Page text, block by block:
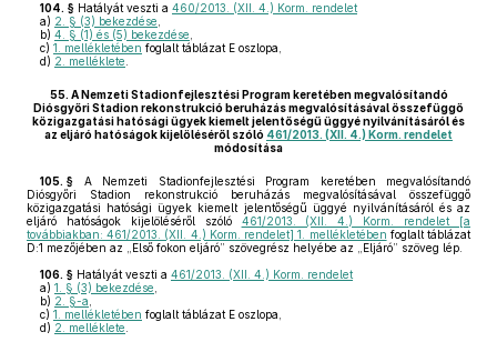
104. § Hatályát veszti a 460/2013. (XII. 4.) Korm. rendelet
a) 2. § (3) bekezdése
b) 4. § (1) és (5) bekezdése
c) 1. mellékletében foglalt táblázat E oszlopa,
d) 2. melléklete
55. A Nemzeti Stadionfejlesztési Program keretében megvalósítandó
Diósgyőri Stadion rekonstrukció beruházás megvalósításával összefüggő
közigazgatási hatósági ügyek kiemelt jelentőségű üggyé nyilvánításáról és
az eljáró hatóságok kijelöléséről szóló 461/2013. (XII. 4.) Korm. rendelet
módosítása
105. § A Nemzeti Stadionfejlesztési Program keretében megvalósítandó
Diósgyőri Stadion rekonstrukció beruházás megvalósításával összefüggő
közigazgatási hatósági ügyek kiemelt jelentőségű üggyé nyilvánításáról és az
eljáró hatóságok kijelöléséről szóló 461/2013. (XII. 4.) Korm. rendelet [a
továbbiakban: 461/2013. (XII. 4.) Korm. rendelet] 1. mellékletében foglalt táblázat
D:1 mezőjében az „Első fokon eljáró” szövegrész helyébe az „Eljáró” szöveg lép.
106. § Hatályát veszti a 461/2013. (XII. 4.) Korm. rendelet
a) 1. § (3) bekezdése
b) 2. §-a
c) 1. mellékletében foglalt táblázat E oszlopa,
d) 2. melléklete